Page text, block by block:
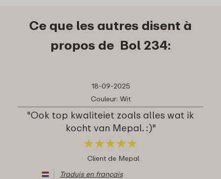
Ce que les autres disent à
propos de Bol 234:
18-09-2025
Couleur: Wit
"Ook top kwaliteiet zoals alles wat ik
kocht van Mepal. :)"
★★★★★
★★★★★
Client de Mepal
Traduis en français